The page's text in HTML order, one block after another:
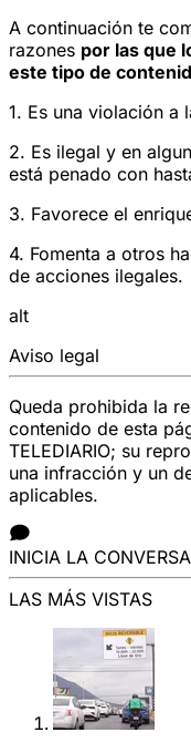
A continuación te
razones por las que
este tipo de
1. Es una violación a
2. Es ilegal y en
está penado con
3. Favorece el
4. Fomenta a otros
de acciones ilegales.
alt
Aviso legal
Queda prohibida la
contenido de esta
TELEDIARIO; su
una infracción y un
aplicables.
INICIA LA
LAS MÁS VISTAS